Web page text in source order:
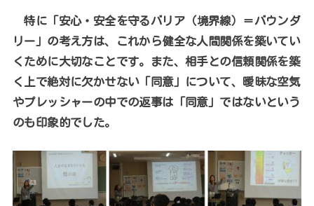
特に「安心・安全を守るバリア（境界線）＝バウンダ
リー」の考え方は、これから健全な人間関係を築いてい
くために大切なことです。また、相手との信頼関係を築
く上で絶対に欠かせない「同意」について、曖昧な空気
やプレッシャーの中での返事は「同意」ではないという
のも印象的でした。